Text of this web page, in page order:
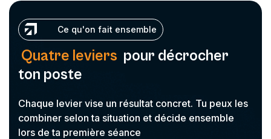
Ce qu'on fait ensemble
Quatre leviers pour décrocher
ton poste
Chaque levier vise un résultat concret. Tu peux les
combiner selon ta situation et décide ensemble
lors de ta première séance